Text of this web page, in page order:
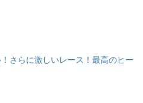
さらに激しいレース！最高のヒー